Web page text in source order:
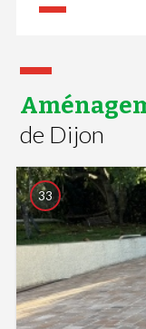
de Dijon
33